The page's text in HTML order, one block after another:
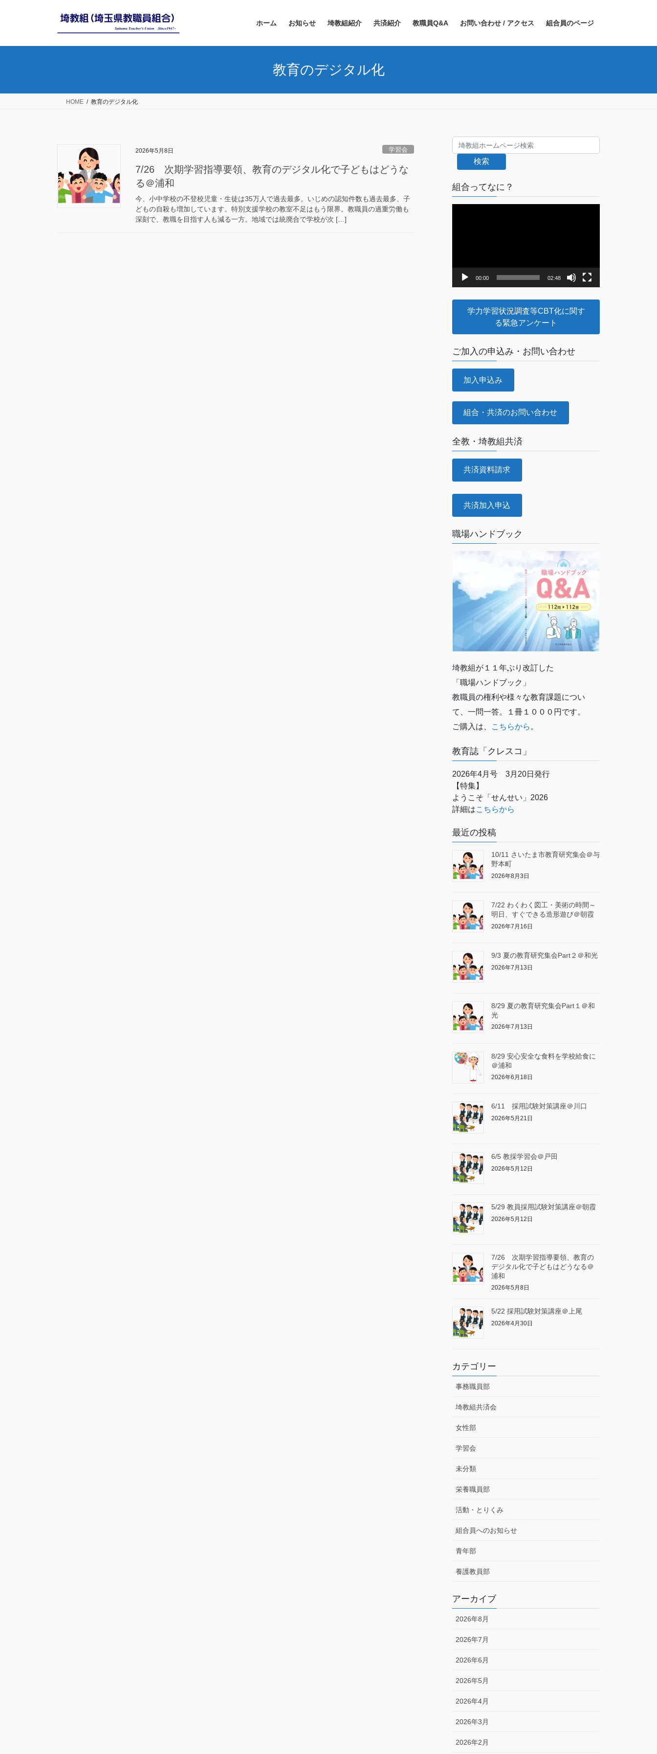
ホーム お知らせ 埼教組紹介 共済紹介 教職員Q&A お問い合わせ / アクセス 組合員のページ
教育のデジタル化
HOME 教育のデジタル化
2026年5月8日 学習会
7/26 次期学習指導要領、教育のデジタル化で子どもはどうな
る＠浦和
今、小中学校の不登校児童・生徒は35万人で過去最多。いじめの認知件数も過去最多、子
どもの自殺も増加しています。特別支援学校の教室不足はもう限界。教職員の過重労働も
深刻で、教職を目指す人も減る一方。地域では統廃合で学校が次 […]
検索
組合ってなに？
ヤ
00:00 02:48
学力学習状況調査等CBT化に関す
る緊急アンケート
ご加入の申込み・お問い合わせ
加入申込み
組合・共済のお問い合わせ
全教・埼教組共済
共済資料請求
共済加入申込
職場ハンドブック
埼教組が１１年ぶり改訂した
「職場ハンドブック」
教職員の権利や様々な教育課題につい
て、一問一答。１冊１０００円です。
ご購入は、
こちらから 。
教育誌「クレスコ」
2026年4月号 3月20日発行
【特集】
ようこそ「せんせい」2026
詳細はこちらから
最近の投稿
10/11 さいたま市教育研究集会＠与
野本町
2026年8月3日
7/22 わくわく図工・美術の時間～
明日、すぐできる造形遊び＠朝霞
2026年7月16日
9/3 夏の教育研究集会Part２＠和光
2026年7月13日
8/29 夏の教育研究集会Part１＠和
光
2026年7月13日
8/29 安心安全な食料を学校給食に
＠浦和
2026年6月18日
6/11 採用試験対策講座＠川口
2026年5月21日
6/5 教採学習会＠戸田
2026年5月12日
5/29 教員採用試験対策講座＠朝霞
2026年5月12日
7/26 次期学習指導要領、教育の
デジタル化で子どもはどうなる＠
浦和
2026年5月8日
5/22 採用試験対策講座＠上尾
2026年4月30日
カテゴリー
事務職員部
埼教組共済会
女性部
学習会
未分類
栄養職員部
活動・とりくみ
組合員へのお知らせ
青年部
養護教員部
アーカイブ
2026年8月
2026年7月
2026年6月
2026年5月
2026年4月
2026年3月
2026年2月